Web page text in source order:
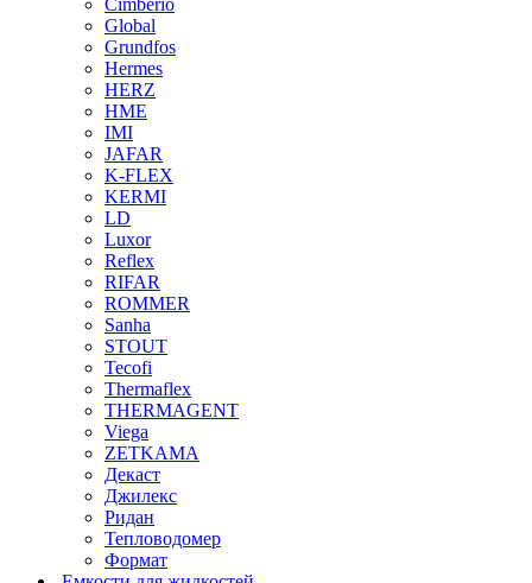
Global
Grundfos
Hermes
HERZ
HME
IMI
JAFAR
K-FLEX
KERMI
LD
Luxor
Reflex
RIFAR
ROMMER
Sanha
STOUT
Tecofi
Thermaflex
THERMAGENT
Viega
ZETKAMA
Декаст
Джилекс
Ридан
Тепловодомер
Формат